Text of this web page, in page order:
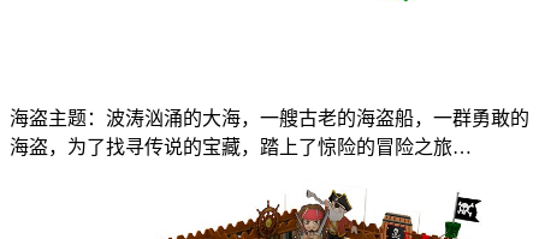
海盗主题：波涛汹涌的大海，一艘古老的海盗船，一群勇敢的
海盗，为了找寻传说的宝藏，踏上了惊险的冒险之旅…